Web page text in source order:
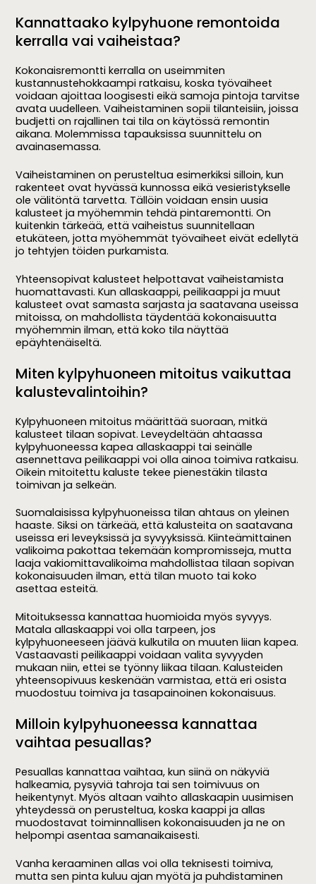
Kannattaako kylpyhuone remontoida
kerralla vai vaiheistaa?
Kokonaisremontti kerralla on useimmiten
kustannustehokkaampi ratkaisu, koska työvaiheet
voidaan ajoittaa loogisesti eikä samoja pintoja tarvitse
avata uudelleen. Vaiheistaminen sopii tilanteisiin, joissa
budjetti on rajallinen tai tila on käytössä remontin
aikana. Molemmissa tapauksissa suunnittelu on
avainasemassa.
Vaiheistaminen on perusteltua esimerkiksi silloin, kun
rakenteet ovat hyvässä kunnossa eikä vesieristykselle
ole välitöntä tarvetta. Tällöin voidaan ensin uusia
kalusteet ja myöhemmin tehdä pintaremontti. On
kuitenkin tärkeää, että vaiheistus suunnitellaan
etukäteen, jotta myöhemmät työvaiheet eivät edellytä
jo tehtyjen töiden purkamista.
Yhteensopivat kalusteet helpottavat vaiheistamista
huomattavasti. Kun allaskaappi, peilikaappi ja muut
kalusteet ovat samasta sarjasta ja saatavana useissa
mitoissa, on mahdollista täydentää kokonaisuutta
myöhemmin ilman, että koko tila näyttää
epäyhtenäiseltä.
Miten kylpyhuoneen mitoitus vaikuttaa
kalustevalintoihin?
Kylpyhuoneen mitoitus määrittää suoraan, mitkä
kalusteet tilaan sopivat. Leveydeltään ahtaassa
kylpyhuoneessa kapea allaskaappi tai seinälle
asennettava peilikaappi voi olla ainoa toimiva ratkaisu.
Oikein mitoitettu kaluste tekee pienestäkin tilasta
toimivan ja selkeän.
Suomalaisissa kylpyhuoneissa tilan ahtaus on yleinen
haaste. Siksi on tärkeää, että kalusteita on saatavana
useissa eri leveyksissä ja syvyyksissä. Kiinteämittainen
valikoima pakottaa tekemään kompromisseja, mutta
laaja vakiomittavalikoima mahdollistaa tilaan sopivan
kokonaisuuden ilman, että tilan muoto tai koko
asettaa esteitä.
Mitoituksessa kannattaa huomioida myös syvyys.
Matala allaskaappi voi olla tarpeen, jos
kylpyhuoneeseen jäävä kulkutila on muuten liian kapea.
Vastaavasti peilikaappi voidaan valita syvyyden
mukaan niin, ettei se työnny liikaa tilaan. Kalusteiden
yhteensopivuus keskenään varmistaa, että eri osista
muodostuu toimiva ja tasapainoinen kokonaisuus.
Milloin kylpyhuoneessa kannattaa
vaihtaa pesuallas?
Pesuallas kannattaa vaihtaa, kun siinä on näkyviä
halkeamia, pysyviä tahroja tai sen toimivuus on
heikentynyt. Myös altaan vaihto allaskaapin uusimisen
yhteydessä on perusteltua, koska kaappi ja allas
muodostavat toiminnallisen kokonaisuuden ja ne on
helpompi asentaa samanaikaisesti.
Vanha keraaminen allas voi olla teknisesti toimiva,
mutta sen pinta kuluu ajan myötä ja puhdistaminen